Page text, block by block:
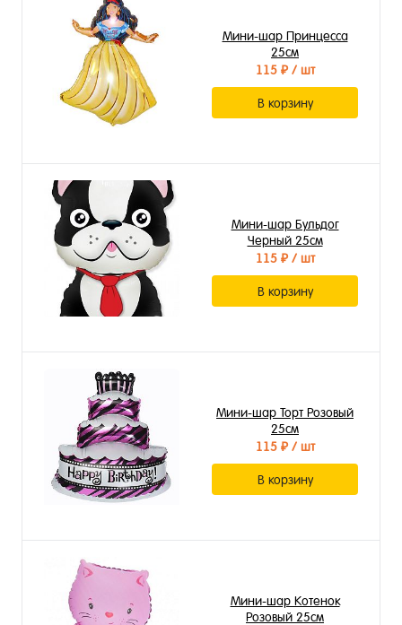
Мини-шар Принцесса
25см
115 ₽/ шт
В корзину
Мини-шар Бульдог
Черный 25см
115 ₽/ шт
В корзину
Мини-шар Торт Розовый
25см
115 ₽/ шт
В корзину
Мини-шар Котенок
Розовый 25см